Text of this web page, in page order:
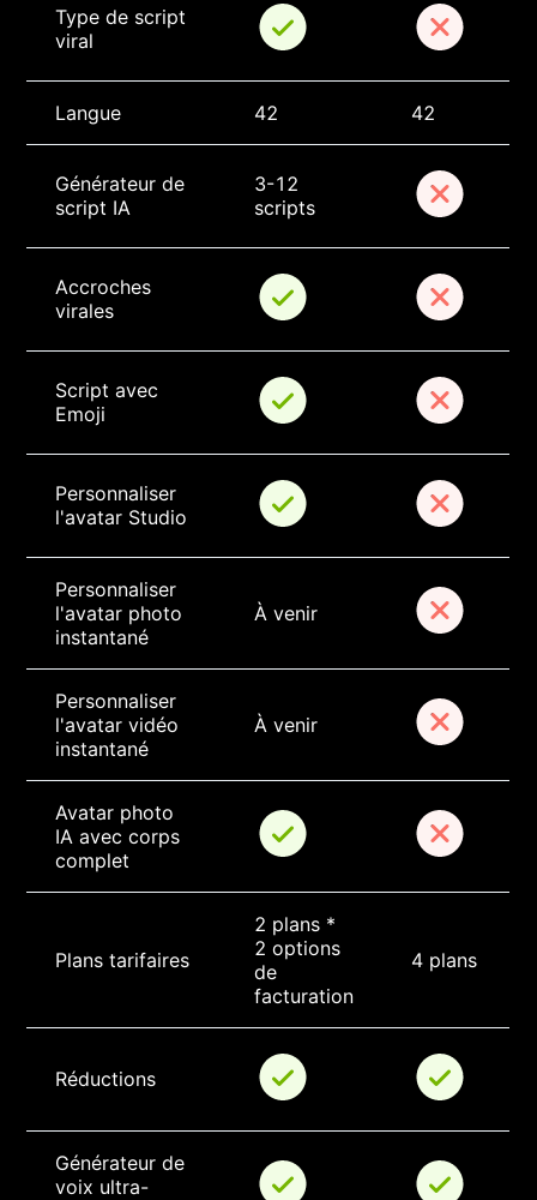
Type de script
viral
Langue 42 42
Générateur de
script IA
3-12
scripts
Accroches
virales
Script avec
Emoji
Personnaliser
l'avatar Studio
Personnaliser
l'avatar photo
instantané
À venir
Personnaliser
l'avatar vidéo
instantané
À venir
Avatar photo
IA avec corps
complet
Plans tarifaires
2 plans *
2 options
de
facturation
4 plans
Réductions
Générateur de
voix ultra-